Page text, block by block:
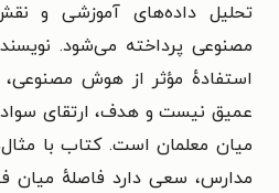
تحلیل داده‌های آموزشی و
مصنوعی پرداخته می‌شود.
استفادهٔ مؤثر از هوش
عمیق نیست و هدف، ارتقای
میان معلمان است. کتاب با
مدارس، سعی دارد فاصلهٔ میان